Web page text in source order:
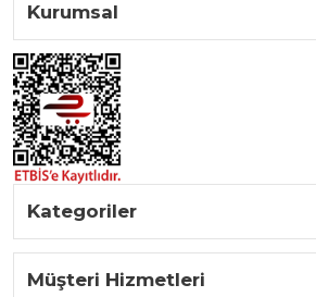
Kurumsal
Kategoriler
Müşteri Hizmetleri